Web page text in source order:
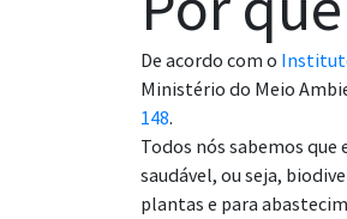
De acordo com o
Ministério do Meio
148.
Todos nós sabemos
saudável, ou seja,
plantas e para